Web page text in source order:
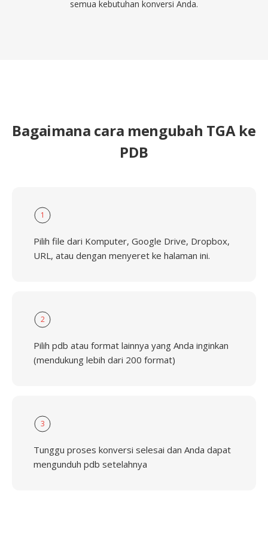
semua kebutuhan konversi Anda.
Bagaimana cara mengubah TGA ke
PDB
1
Pilih file dari Komputer, Google Drive, Dropbox,
URL, atau dengan menyeret ke halaman ini.
2
Pilih pdb atau format lainnya yang Anda inginkan
(mendukung lebih dari 200 format)
3
Tunggu proses konversi selesai dan Anda dapat
mengunduh pdb setelahnya